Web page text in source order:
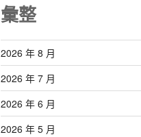
彙整
2026 年 8 月
2026 年 7 月
2026 年 6 月
2026 年 5 月